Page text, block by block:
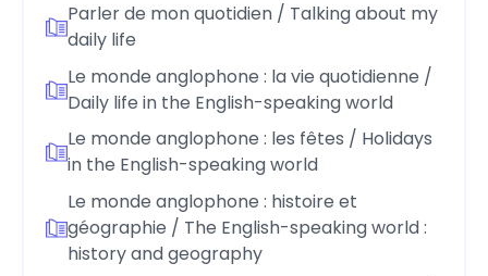
Parler de mon quotidien / Talking about my
daily life
Le monde anglophone : la vie quotidienne /
Daily life in the English-speaking world
Le monde anglophone : les fêtes / Holidays
in the English-speaking world
Le monde anglophone : histoire et
géographie / The English-speaking world :
history and geography